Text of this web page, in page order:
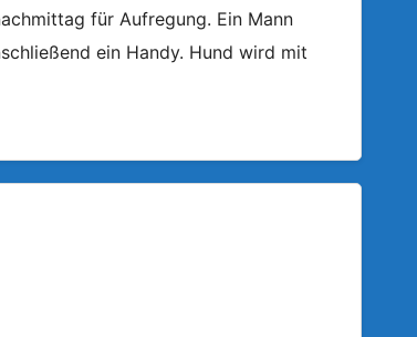
für Aufregung. Ein Mann
ein Handy. Hund wird mit